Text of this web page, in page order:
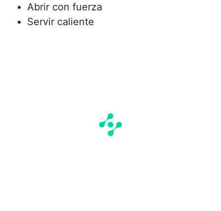
Abrir con fuerza
Servir caliente